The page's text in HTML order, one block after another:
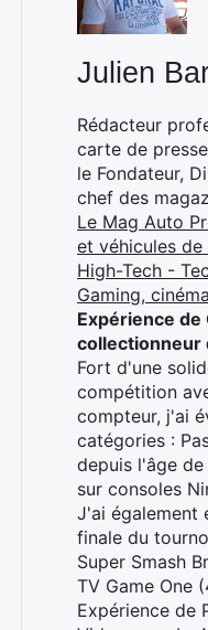
Julien
Rédacteur
carte de
le Fondateur,
chef des
Le Mag Auto
et véhicules
High-Tech -
Gaming,
Expérience de
collectionneur
Fort d'une
compétition
compteur, j'ai
catégories :
depuis l'âge
sur consoles
J'ai également
finale du
Super Smash
TV Game One
Expérience de